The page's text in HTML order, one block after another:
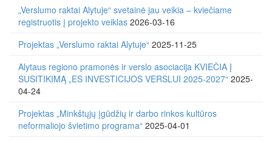
„Verslumo raktai Alytuje“ svetainė jau veikia – kviečiame
registruotis į projekto veiklas 2026-03-16
Projektas „Verslumo raktai Alytuje“ 2025-11-25
Alytaus regiono pramonės ir verslo asociacija KVIEČIA Į
SUSITIKIMĄ „ES INVESTICIJOS VERSLUI 2025-2027“ 2025-
04-24
Projektas „Minkštųjų įgūdžių ir darbo rinkos kultūros
neformaliojo švietimo programa“ 2025-04-01